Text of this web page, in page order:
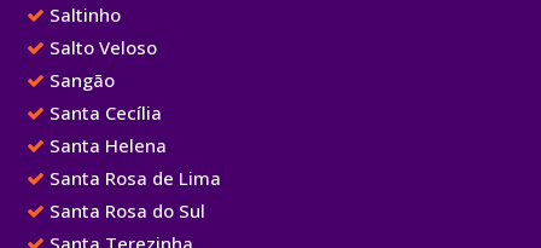
Saltinho
Salto Veloso
Sangão
Santa Cecília
Santa Helena
Santa Rosa de Lima
Santa Rosa do Sul